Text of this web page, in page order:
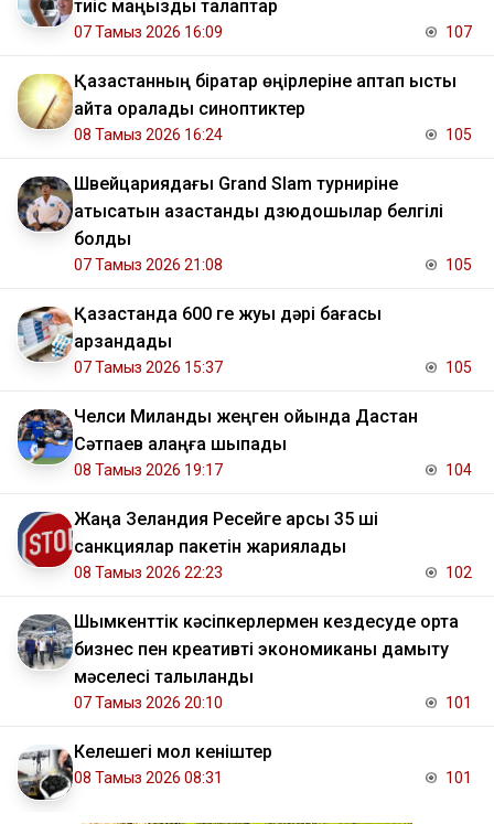
тиіс маңызды талаптар
07 Тамыз 2026 16:09 107
Қазақстанның бірқатар өңірлеріне аптап ыстық
қайта оралады синоптиктер
08 Тамыз 2026 16:24 105
Швейцариядағы Grand Slam турниріне
қатысатын қазақстандық дзюдошылар белгілі
болды
07 Тамыз 2026 21:08 105
Қазақстанда 600 ге жуық дәрі бағасы
арзандады
07 Тамыз 2026 15:37 105
Челси Миланды жеңген ойында Дастан
Сәтпаев алаңға шықпады
08 Тамыз 2026 19:17 104
Жаңа Зеландия Ресейге қарсы 35 ші
санкциялар пакетін жариялады
08 Тамыз 2026 22:23 102
Шымкенттік кәсіпкерлермен кездесуде орта
бизнес пен креативті экономиканы дамыту
мәселесі талқыланды
07 Тамыз 2026 20:10 101
Келешегі мол кеніштер
08 Тамыз 2026 08:31 101